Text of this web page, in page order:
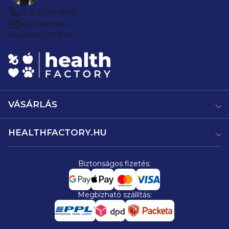
H–P 9:00–16:00
írjon bármikor
Kövessen minket:
VÁSÁRLÁS
HEALTHFACTORY.HU
Biztonságos fizetés:
Megbízható szállítás: